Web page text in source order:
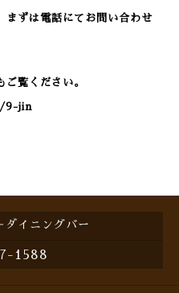
まずは電話にてお問い合わせ
ご覧ください。
9-jin
ダイニングバー
1588